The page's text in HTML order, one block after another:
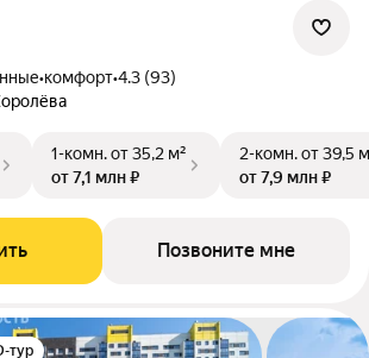
•комфорт•4.3 (93)
1-комн.от 35,2 м²
от 7,1 млн ₽
2-комн.от 39,5
от 7,9 млн ₽
Позвоните мне
тур